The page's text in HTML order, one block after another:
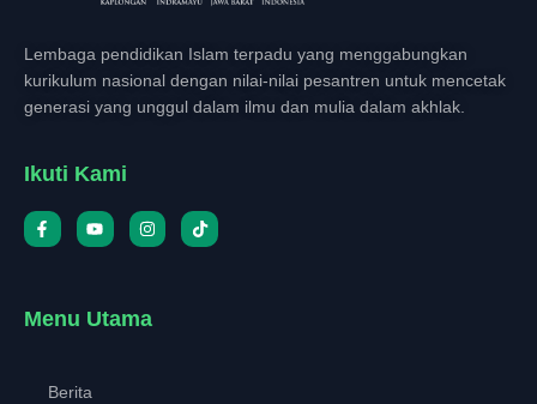
Lembaga pendidikan Islam terpadu yang menggabungkan
kurikulum nasional dengan nilai-nilai pesantren untuk mencetak
generasi yang unggul dalam ilmu dan mulia dalam akhlak.
Ikuti Kami
Menu Utama
Berita